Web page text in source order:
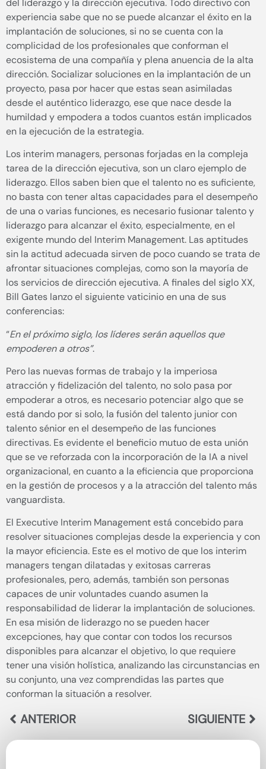
del liderazgo y la dirección ejecutiva. Todo directivo con
experiencia sabe que no se puede alcanzar el éxito en la
implantación de soluciones, si no se cuenta con la
complicidad de los profesionales que conforman el
ecosistema de una compañía y plena anuencia de la alta
dirección. Socializar soluciones en la implantación de un
proyecto, pasa por hacer que estas sean asimiladas
desde el auténtico liderazgo, ese que nace desde la
humildad y empodera a todos cuantos están implicados
en la ejecución de la estrategia.
Los interim managers, personas forjadas en la compleja
tarea de la dirección ejecutiva, son un claro ejemplo de
liderazgo. Ellos saben bien que el talento no es suficiente,
no basta con tener altas capacidades para el desempeño
de una o varias funciones, es necesario fusionar talento y
liderazgo para alcanzar el éxito, especialmente, en el
exigente mundo del Interim Management. Las aptitudes
sin la actitud adecuada sirven de poco cuando se trata de
afrontar situaciones complejas, como son la mayoría de
los servicios de dirección ejecutiva. A finales del siglo XX,
Bill Gates lanzo el siguiente vaticinio en una de sus
conferencias:
“En el próximo siglo, los líderes serán aquellos que
empoderen a otros”.
Pero las nuevas formas de trabajo y la imperiosa
atracción y fidelización del talento, no solo pasa por
empoderar a otros, es necesario potenciar algo que se
está dando por si solo, la fusión del talento junior con
talento sénior en el desempeño de las funciones
directivas. Es evidente el beneficio mutuo de esta unión
que se ve reforzada con la incorporación de la IA a nivel
organizacional, en cuanto a la eficiencia que proporciona
en la gestión de procesos y a la atracción del talento más
vanguardista.
El Executive Interim Management está concebido para
resolver situaciones complejas desde la experiencia y con
la mayor eficiencia. Este es el motivo de que los interim
managers tengan dilatadas y exitosas carreras
profesionales, pero, además, también son personas
capaces de unir voluntades cuando asumen la
responsabilidad de liderar la implantación de soluciones.
En esa misión de liderazgo no se pueden hacer
excepciones, hay que contar con todos los recursos
disponibles para alcanzar el objetivo, lo que requiere
tener una visión holística, analizando las circunstancias en
su conjunto, una vez comprendidas las partes que
conforman la situación a resolver.
ANTERIOR SIGUIENTE